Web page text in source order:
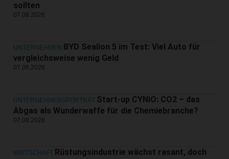
sollten
07.08.2026
UNTERNEHMEN BYD Sealion 5 im Test: Viel Auto für
vergleichsweise wenig Geld
07.08.2026
UNTERNEHMENSPORTRÄT Start-up CYNiO: CO2 – das
Abgas als Wunderwaffe für die Chemiebranche?
07.08.2026
WIRTSCHAFT Rüstungsindustrie wächst rasant, doch